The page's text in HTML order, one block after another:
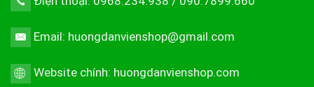
Email: huongdanvienshop@gmail.com
Website chính: huongdanvienshop.com